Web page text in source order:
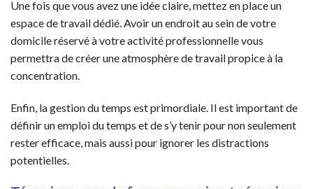
Une fois que vous avez une idée claire, mettez en place un
espace de travail dédié. Avoir un endroit au sein de votre
domicile réservé à votre activité professionnelle vous
permettra de créer une atmosphère de travail propice à la
concentration.
Enfin, la gestion du temps est primordiale. Il est important de
définir un emploi du temps et de s’y tenir pour non seulement
rester efficace, mais aussi pour ignorer les distractions
potentielles.